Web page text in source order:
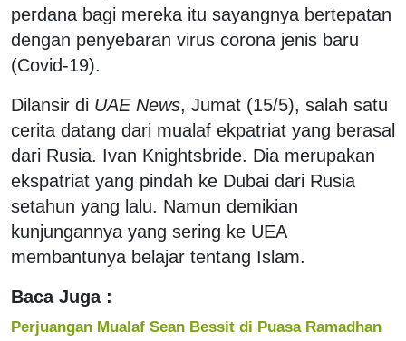
perdana bagi mereka itu sayangnya bertepatan
dengan penyebaran virus corona jenis baru
(Covid-19).
Dilansir di UAE News, Jumat (15/5), salah satu
cerita datang dari mualaf ekpatriat yang berasal
dari Rusia. Ivan Knightsbride. Dia merupakan
ekspatriat yang pindah ke Dubai dari Rusia
setahun yang lalu. Namun demikian
kunjungannya yang sering ke UEA
membantunya belajar tentang Islam.
Baca Juga :
Perjuangan Mualaf Sean Bessit di Puasa Ramadhan